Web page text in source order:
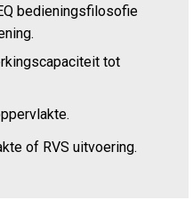
bedieningsfilosofie
tot
of RVS uitvoering.